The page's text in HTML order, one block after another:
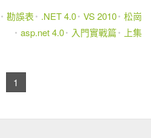
勘誤表 .NET 4.0 VS 2010 松崗
asp.net 4.0
入門實戰篇 上集
1